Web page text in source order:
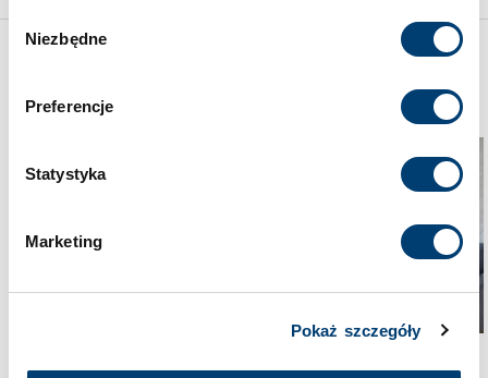
odrzucić i wycofać swoją zgodę w dowolnej chwili ze
wPolityce prywatności
Polityce wykorzystywania
Wybór
zgody
Niezbędne
Preferencje
Statystyka
Marketing
Pokaż szczegóły